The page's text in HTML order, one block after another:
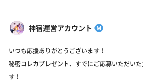
神宿運営アカウント
いつも応援ありがとうございます！
秘密コレカプレゼント、すでにご応募いただい
す！